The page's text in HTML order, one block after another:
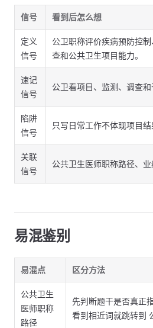
信号 看到后怎么想
定义
信号
公卫职称评价疾病预防控
查和公共卫生项目能力。
速记
信号
公卫看项目、监测、调查和
陷阱
信号
只写日常工作不体现项目结
关联
信号
公共卫生医师职称路径、
易混鉴别
易混点 区分方法
公共卫生
医师职称
路径
先判断题干是否真正
看到相近词就跳转到